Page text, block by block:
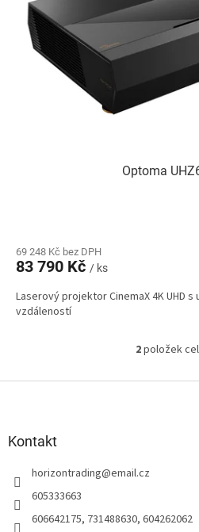
Optoma
69 248 Kč bez DPH
83 790 Kč / ks
Laserový projektor CinemaX 4K UHD
vzdáleností
O
l
k
2položek
Kontakt
horizontrading@email.cz
605333663
606642175, 731488630, 604262062